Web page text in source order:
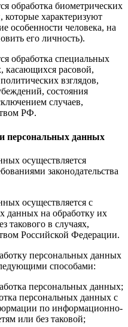
обработка биометрических
характеризуют
особенности человека, на
его личность).
обработка специальных
касающихся расовой,
взглядов,
состояния
случаев,
РФ.
персональных данных
осуществляется
законодательства
осуществляется с
данных на обработку их
такового в случаях,
Российской Федерации.
персональных данных
способами:
персональных данных;
персональных данных с
по информационно-
или без таковой;